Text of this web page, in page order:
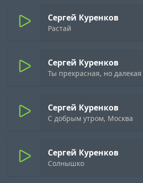
Сергей Куренков
Растай
Сергей Куренков
Ты прекрасная, но далекая
Сергей Куренков
С добрым утром, Москва
Сергей Куренков
Солнышко